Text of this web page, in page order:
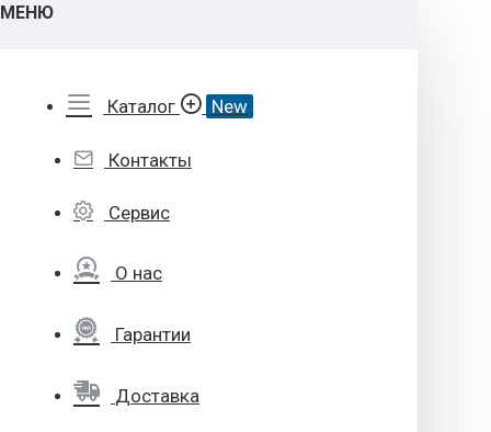
МЕНЮ
Каталог New
Контакты
Сервис
О нас
Гарантии
Доставка